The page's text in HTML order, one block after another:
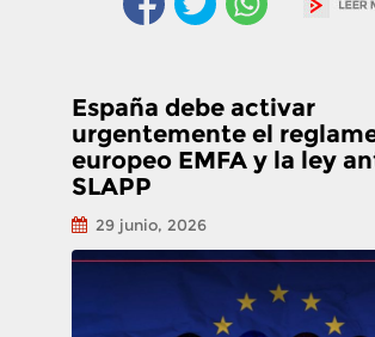
España debe activar
urgentemente el
europeo EMFA y la ley
SLAPP
29 junio, 2026